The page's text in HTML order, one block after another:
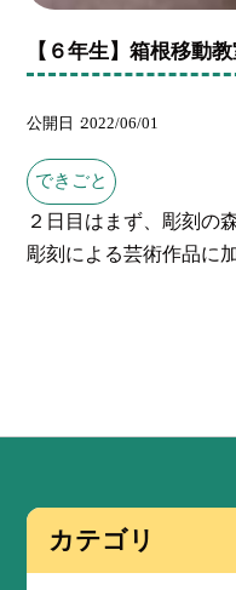
【６年生】箱根移動
公開日 2022/06/01
できごと
２日目はまず、彫刻の
彫刻による芸術作品に
カテゴリ